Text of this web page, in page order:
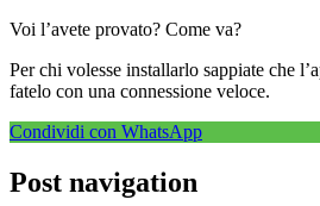
Voi l’avete provato? Come va?
Per chi volesse installarlo sappiate che
fatelo con una connessione veloce.
Condividi con WhatsApp
Post navigation